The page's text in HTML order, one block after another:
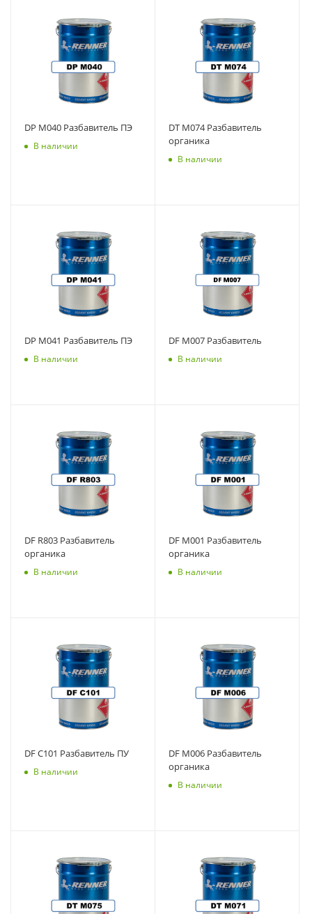
DP M040 Разбавитель ПЭ
В наличии
DT M074 Разбавитель
органика
В наличии
DP M041 Разбавитель ПЭ
В наличии
DF M007 Разбавитель
В наличии
DF R803 Разбавитель
органика
В наличии
DF M001 Разбавитель
органика
В наличии
DF C101 Разбавитель ПУ
В наличии
DF M006 Разбавитель
органика
В наличии